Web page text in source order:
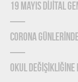
19 MAYIS DİJİTAL
CORONA
OKUL